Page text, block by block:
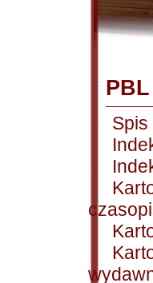
Spis